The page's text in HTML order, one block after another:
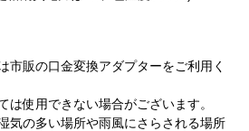
市販の口金変換アダプターをご利用く
使用できない場合がございます。
気の多い場所や雨風にさらされる場所